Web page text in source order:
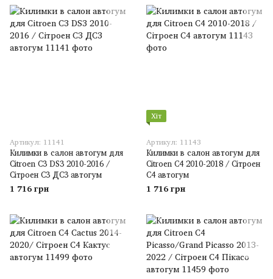
Артикул: 11141
Килимки в салон автогум для
Citroen C3 DS3 2010-2016 /
Сітроен С3 ДС3 автогум
1 716 грн
Хіт
Артикул: 11143
Килимки в салон автогум для
Citroen C4 2010-2018 / Сітроен
С4 автогум
1 716 грн